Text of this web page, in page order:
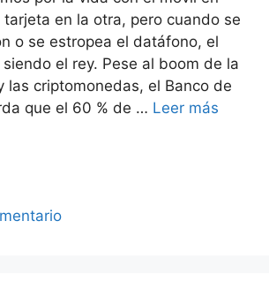
tarjeta en la otra, pero cuando se
o se estropea el datáfono, el
el rey. Pese al boom de la
las criptomonedas, el Banco de
que el 60 % de … Leer más